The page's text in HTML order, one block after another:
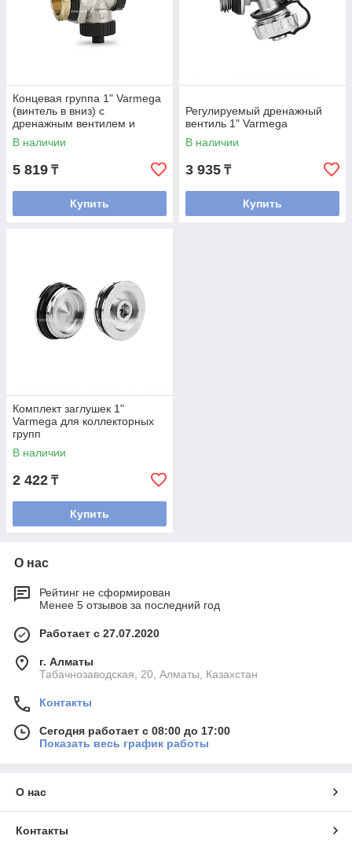
Концевая группа 1" Varmega
(винтель в вниз) с
дренажным вентилем и
ручным воздухоотводчиком
В наличии
5 819 ₸
Купить
Регулируемый дренажный
вентиль 1" Varmega
В наличии
3 935 ₸
Купить
Комплект заглушек 1"
Varmega для коллекторных
групп
В наличии
2 422 ₸
Купить
О нас
Рейтинг не сформирован
Менее 5 отзывов за последний год
Работает с 27.07.2020
г. Алматы
Табачнозаводская, 20, Алматы, Казахстан
Контакты
Сегодня работает с 08:00 до 17:00
Показать весь график работы
О нас
Контакты